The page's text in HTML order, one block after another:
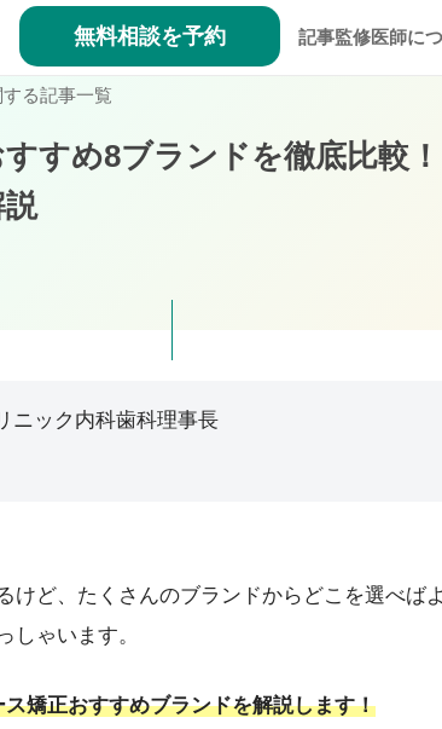
無料相談を予約 記事監修医師に
る記事一覧
すめ8ブランドを徹底比較
ニック内科歯科理事長
ーションで予防に取り組める医療アプローチを提唱。
10月には、医科と歯科が連携する「
けど、たくさんのブランドからどこを選べば
しゃいます。
ス矯正おすすめブランドを解説します！